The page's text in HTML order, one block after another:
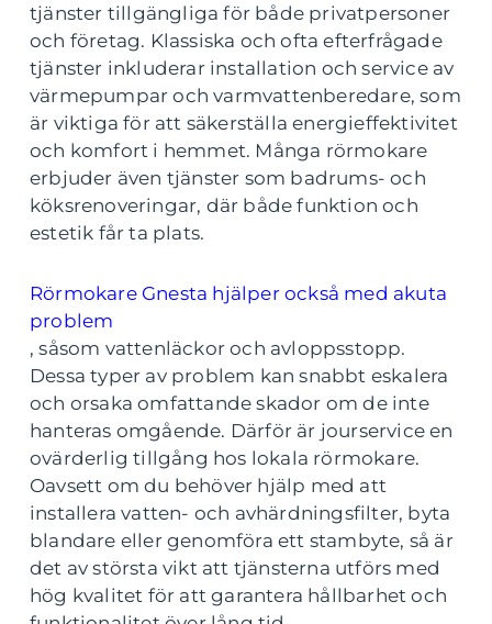
tjänster tillgängliga för både privatpersoner
och företag. Klassiska och ofta efterfrågade
tjänster inkluderar installation och service av
värmepumpar och varmvattenberedare, som
är viktiga för att säkerställa energieffektivitet
och komfort i hemmet. Många rörmokare
erbjuder även tjänster som badrums- och
köksrenoveringar, där både funktion och
estetik får ta plats.
Rörmokare Gnesta hjälper också med akuta
problem
, såsom vattenläckor och avloppsstopp.
Dessa typer av problem kan snabbt eskalera
och orsaka omfattande skador om de inte
hanteras omgående. Därför är jourservice en
ovärderlig tillgång hos lokala rörmokare.
Oavsett om du behöver hjälp med att
installera vatten- och avhärdningsfilter, byta
blandare eller genomföra ett stambyte, så är
det av största vikt att tjänsterna utförs med
hög kvalitet för att garantera hållbarhet och